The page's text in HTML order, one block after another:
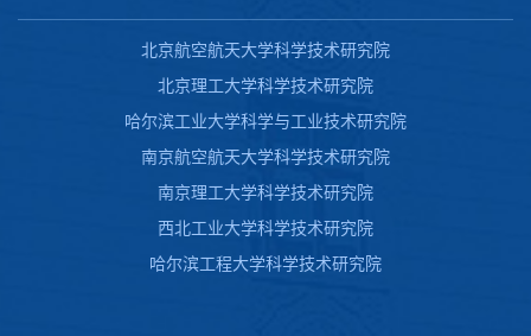
北京航空航天大学科学技术研究院
北京理工大学科学技术研究院
哈尔滨工业大学科学与工业技术研究院
南京航空航天大学科学技术研究院
南京理工大学科学技术研究院
西北工业大学科学技术研究院
哈尔滨工程大学科学技术研究院